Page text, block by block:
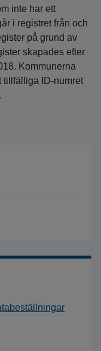
inte har ett
i registret från och
på grund av
skapades efter
Kommunerna
tillfälliga ID-numret